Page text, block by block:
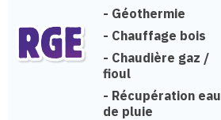
- Géothermie
- Chauffage bois
- Chaudière gaz /
fioul
- Récupération eau
de pluie